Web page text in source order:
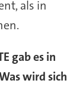
als in
gab es in
wird sich